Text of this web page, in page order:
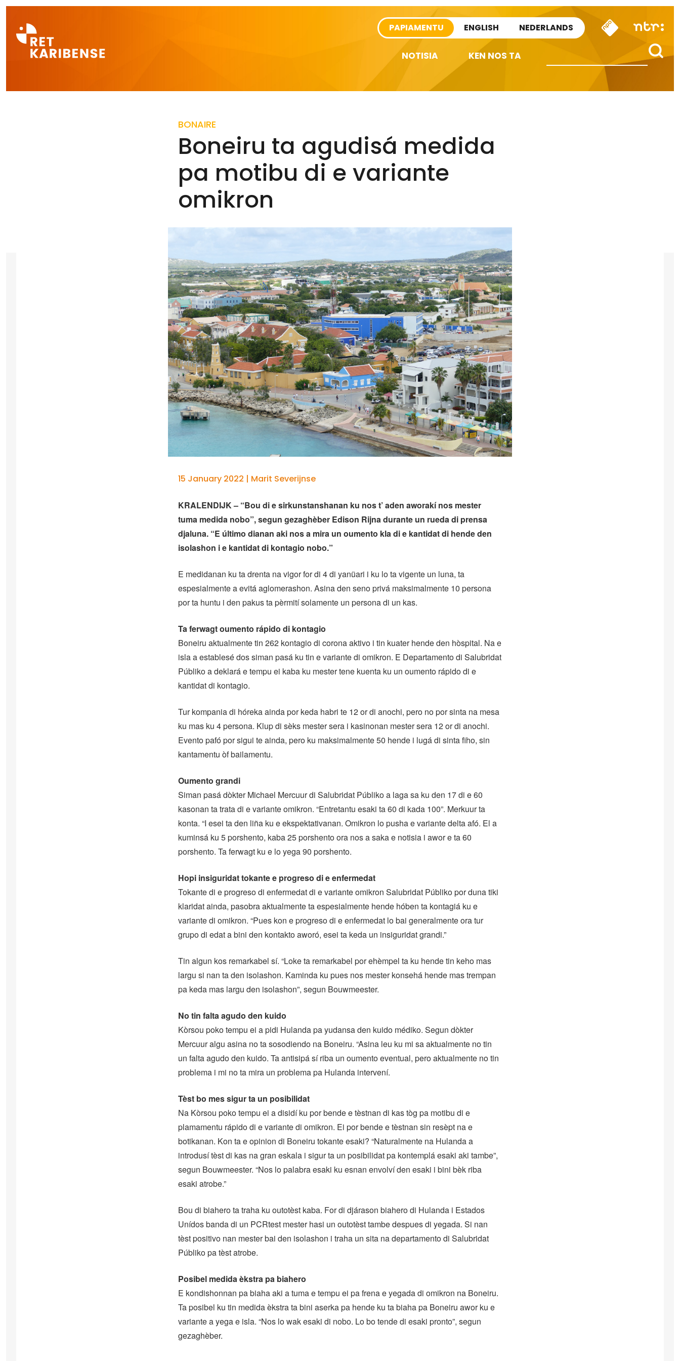
PAPIAMENTU ENGLISH NEDERLANDS
NOTISIA KEN NOS TA
BONAIRE
Boneiru ta agudisá medida
pa motibu di e variante
omikron
15 January 2022 | Marit Severijnse
KRALENDIJK – “Bou di e sirkunstanshanan ku nos t’ aden aworakí nos mester
tuma medida nobo”, segun gezaghèber Edison Rijna durante un rueda di prensa
djaluna. “E último dianan aki nos a mira un oumento kla di e kantidat di hende den
isolashon i e kantidat di kontagio nobo.”
E medidanan ku ta drenta na vigor for di 4 di yanüari i ku lo ta vigente un luna, ta
espesialmente a evitá aglomerashon. Asina den seno privá maksimalmente 10 persona
por ta huntu i den pakus ta pèrmití solamente un persona di un kas.
Ta ferwagt oumento rápido di kontagio
Boneiru aktualmente tin 262 kontagio di corona aktivo i tin kuater hende den hòspital. Na e
isla a establesé dos siman pasá ku tin e variante di omikron. E Departamento di Salubridat
Públiko a deklará e tempu ei kaba ku mester tene kuenta ku un oumento rápido di e
kantidat di kontagio.
Tur kompania di hóreka ainda por keda habri te 12 or di anochi, pero no por sinta na mesa
ku mas ku 4 persona. Klup di sèks mester sera i kasinonan mester sera 12 or di anochi.
Evento pafó por sigui te ainda, pero ku maksimalmente 50 hende i lugá di sinta fiho, sin
kantamentu òf bailamentu.
Oumento grandi
Siman pasá dòkter Michael Mercuur di Salubridat Públiko a laga sa ku den 17 di e 60
kasonan ta trata di e variante omikron. “Entretantu esaki ta 60 di kada 100”. Merkuur ta
konta. “I esei ta den liña ku e ekspektativanan. Omikron lo pusha e variante delta afó. El a
kuminsá ku 5 porshento, kaba 25 porshento ora nos a saka e notisia i awor e ta 60
porshento. Ta ferwagt ku e lo yega 90 porshento.
Hopi insiguridat tokante e progreso di e enfermedat
Tokante di e progreso di enfermedat di e variante omikron Salubridat Públiko por duna tiki
klaridat ainda, pasobra aktualmente ta espesialmente hende hóben ta kontagiá ku e
variante di omikron. “Pues kon e progreso di e enfermedat lo bai generalmente ora tur
grupo di edat a bini den kontakto aworó, esei ta keda un insiguridat grandi.”
Tin algun kos remarkabel sí. “Loke ta remarkabel por ehèmpel ta ku hende tin keho mas
largu si nan ta den isolashon. Kaminda ku pues nos mester konsehá hende mas trempan
pa keda mas largu den isolashon”, segun Bouwmeester.
No tin falta agudo den kuido
Kòrsou poko tempu ei a pidi Hulanda pa yudansa den kuido médiko. Segun dòkter
Mercuur algu asina no ta sosodiendo na Boneiru. “Asina leu ku mi sa aktualmente no tin
un falta agudo den kuido. Ta antisipá sí riba un oumento eventual, pero aktualmente no tin
problema i mi no ta mira un problema pa Hulanda intervení.
Tèst bo mes sigur ta un posibilidat
Na Kòrsou poko tempu ei a disidí ku por bende e tèstnan di kas tòg pa motibu di e
plamamentu rápido di e variante di omikron. Ei por bende e tèstnan sin resèpt na e
botikanan. Kon ta e opinion di Boneiru tokante esaki? “Naturalmente na Hulanda a
introdusí tèst di kas na gran eskala i sigur ta un posibilidat pa kontemplá esaki aki tambe”,
segun Bouwmeester. “Nos lo palabra esaki ku esnan envolví den esaki i bini bèk riba
esaki atrobe.”
Bou di biahero ta traha ku outotèst kaba. For di djárason biahero di Hulanda i Estados
Unídos banda di un PCRtest mester hasi un outotèst tambe despues di yegada. Si nan
tèst positivo nan mester bai den isolashon i traha un sita na departamento di Salubridat
Públiko pa tèst atrobe.
Posibel medida èkstra pa biahero
E kondishonnan pa biaha aki a tuma e tempu ei pa frena e yegada di omikron na Boneiru.
Ta posibel ku tin medida èkstra ta bini aserka pa hende ku ta biaha pa Boneiru awor ku e
variante a yega e isla. “Nos lo wak esaki di nobo. Lo bo tende di esaki pronto”, segun
gezaghèber.